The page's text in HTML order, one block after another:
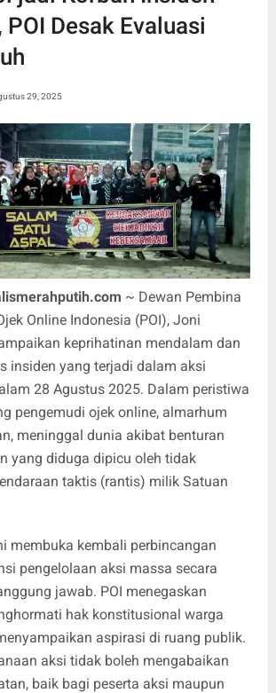
POI Desak Evaluasi
29, 2025
~ Dewan Pembina
Online Indonesia (POI), Joni
keprihatinan mendalam dan
insiden yang terjadi dalam aksi
28 Agustus 2025. Dalam peristiwa
pengemudi ojek online, almarhum
meninggal dunia akibat benturan
yang diduga dipicu oleh tidak
taktis (rantis) milik Satuan
membuka kembali perbincangan
pengelolaan aksi massa secara
jawab. POI menegaskan
hak konstitusional warga
aspirasi di ruang publik.
aksi tidak boleh mengabaikan
baik bagi peserta aksi maupun